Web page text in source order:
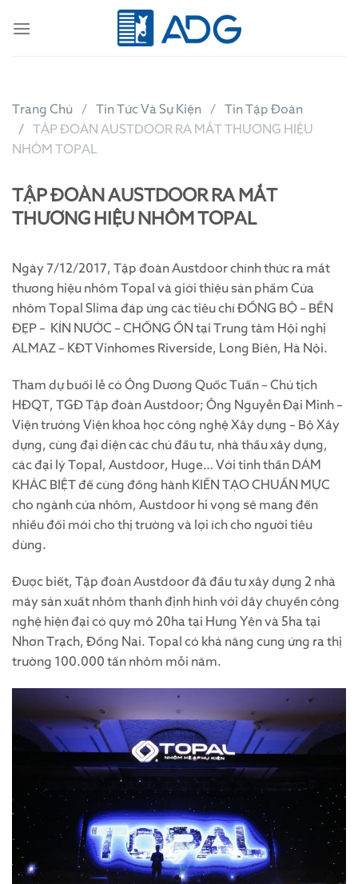
Trang Chủ Tin Tức Và Sự Kiện
Tin Tập Đoàn
TẬP ĐOÀN AUSTDOOR RA MẮT THƯƠNG HIỆU
NHÔM TOPAL
TẬP ĐOÀN AUSTDOOR RA MẮT
THƯƠNG HIỆU NHÔM TOPAL
Ngày 7/12/2017, Tập đoàn Austdoor chính thức ra mắt
thương hiệu nhôm Topal và giới thiệu sản phẩm Cửa
nhôm Topal Slima đáp ứng các tiêu chí ĐỒNG BỘ – BỀN
ĐẸP – KÍN NƯỚC – CHỐNG ỒN tại Trung tâm Hội nghị
ALMAZ – KĐT Vinhomes Riverside, Long Biên, Hà Nội.
Tham dự buổi lễ có Ông Dương Quốc Tuấn – Chủ tịch
HĐQT, TGĐ Tập đoàn Austdoor; Ông Nguyễn Đại Minh –
Viện trưởng Viện khoa học công nghệ Xây dựng – Bộ Xây
dựng, cùng đại diện các chủ đầu tư, nhà thầu xây dựng,
các đại lý Topal, Austdoor, Huge… Với tinh thần DÁM
KHÁC BIỆT để cùng đồng hành KIẾN TẠO CHUẨN MỰC
cho ngành cửa nhôm, Austdoor hi vọng sẽ mang đến
nhiều đổi mới cho thị trường và lợi ích cho người tiêu
dùng.
Được biết, Tập đoàn Austdoor đã đầu tư xây dựng 2 nhà
máy sản xuất nhôm thanh định hình với dây chuyền công
nghệ hiện đại có quy mô 20ha tại Hưng Yên và 5ha tại
Nhơn Trạch, Đồng Nai. Topal có khả năng cung ứng ra thị
trường 100.000 tấn nhôm mỗi năm.